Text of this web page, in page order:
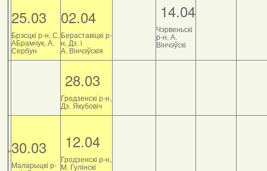
25.03
Брэсцкі р-н, С.
АБрамчук, А.
Сербун
02.04
Бераставіцкі р-
н, Дз. і
А. Вінчэўскія
14.04
Чэрвеньскі
р-н, А.
Вінчэўскі
28.03
Гродзенскі р-н,
Дз. Якубовіч
30.03
Маларыцкі р-
12.04
Гродзенскі р-н,
М. Гулінскі